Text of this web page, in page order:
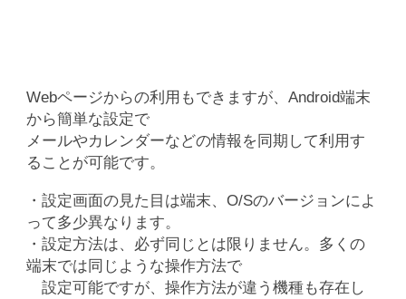
Webページからの利用もできますが、Android端末
から簡単な設定で
メールやカレンダーなどの情報を同期して利用す
ることが可能です。
・設定画面の見た目は端末、O/Sのバージョンによ
って多少異なります。
・設定方法は、必ず同じとは限りません。多くの
端末では同じような操作方法で
設定可能ですが、操作方法が違う機種も存在し